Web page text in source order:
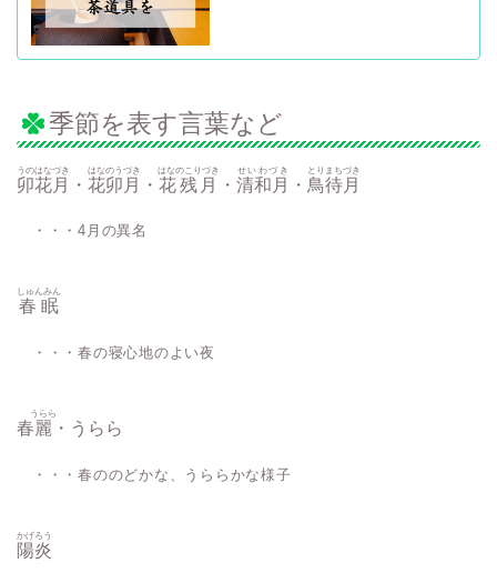
季節を表す言葉など
卯花月
うのはなづき
・ 花卯月
はなのうづき
・ 花残月
はなのこりづき
・ 清和月
せいわづき
・ 鳥待月
とりまちづき
・・・4月の異名
春眠
しゅんみん
・・・春の寝心地のよい夜
春麗
うらら
・うらら
・・・春ののどかな、うららかな様子
陽炎
かげろう